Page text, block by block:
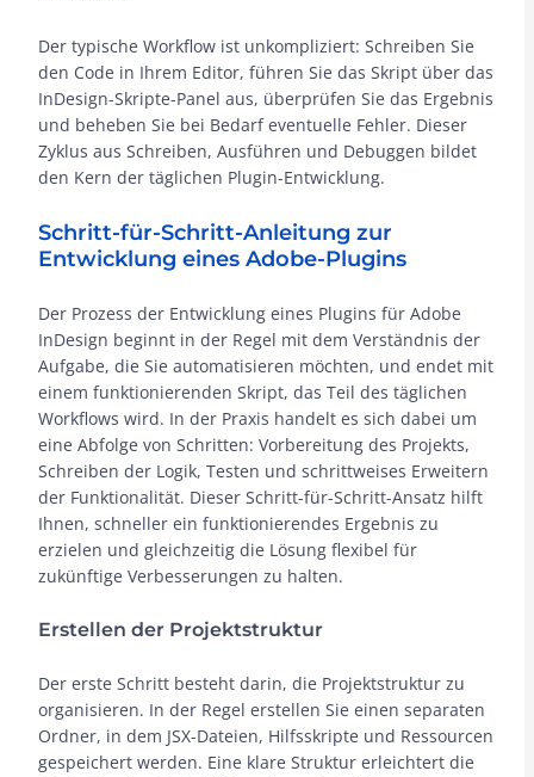
Der typische Workflow ist unkompliziert: Schreiben Sie
den Code in Ihrem Editor, führen Sie das Skript über das
InDesign-Skripte-Panel aus, überprüfen Sie das Ergebnis
und beheben Sie bei Bedarf eventuelle Fehler. Dieser
Zyklus aus Schreiben, Ausführen und Debuggen bildet
den Kern der täglichen Plugin-Entwicklung.
Schritt-für-Schritt-Anleitung zur
Entwicklung eines Adobe-Plugins
Der Prozess der Entwicklung eines Plugins für Adobe
InDesign beginnt in der Regel mit dem Verständnis der
Aufgabe, die Sie automatisieren möchten, und endet mit
einem funktionierenden Skript, das Teil des täglichen
Workflows wird. In der Praxis handelt es sich dabei um
eine Abfolge von Schritten: Vorbereitung des Projekts,
Schreiben der Logik, Testen und schrittweises Erweitern
der Funktionalität. Dieser Schritt-für-Schritt-Ansatz hilft
Ihnen, schneller ein funktionierendes Ergebnis zu
erzielen und gleichzeitig die Lösung flexibel für
zukünftige Verbesserungen zu halten.
Erstellen der Projektstruktur
Der erste Schritt besteht darin, die Projektstruktur zu
organisieren. In der Regel erstellen Sie einen separaten
Ordner, in dem JSX-Dateien, Hilfsskripte und Ressourcen
gespeichert werden. Eine klare Struktur erleichtert die